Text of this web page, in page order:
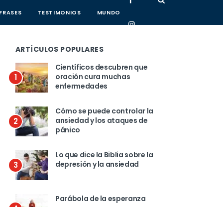
FRASES TESTIMONIOS MUNDO
ARTÍCULOS POPULARES
1
Científicos descubren que
oración cura muchas
enfermedades
2
Cómo se puede controlar la
ansiedad y los ataques de
pánico
3
Lo que dice la Biblia sobre la
depresión y la ansiedad
Parábola de la esperanza